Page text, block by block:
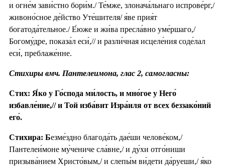
и огне́м зави́стно бори́м./ Те́мже, злонача́льнаго испрове́рг,/
живоно́сное де́йство Уте́шителя/ я́ве прия́т
богатода́тельное./ Е́юже и жи́ва пресла́вно уме́ршаго,/
Богому́дре, показа́л еси́,// и разли́чная исцеле́ния соде́лал
еси́, преблаже́нне.
Стихиры вмч. Пантелеимона, глас 2, самогласны:
Стих: Я́ко у Го́спода ми́лость, и мно́гое у Него́
избавле́ние,// и Той изба́вит Изра́иля от всех беззако́ний
его́.
Стихира: Безме́здно благода́ть дае́ши челове́ком,/
Пантелеи́моне му́чениче сла́вне,/ и ду́хи отго́ниши
призыва́нием Христо́вым,/ и слепы́м ви́дети да́руеши,/ я́ко